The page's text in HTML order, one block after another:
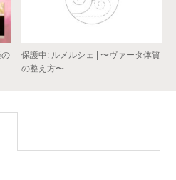
保護中: ルメルシェ | 〜ヴァータ体質
の整え方〜